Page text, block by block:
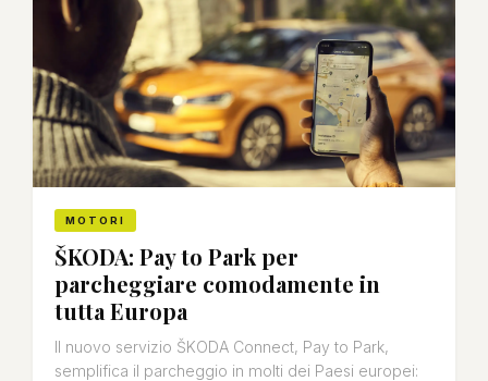
MOTORI
ŠKODA: Pay to Park per
parcheggiare comodamente in
tutta Europa
Il nuovo servizio ŠKODA Connect, Pay to Park,
semplifica il parcheggio in molti dei Paesi europei: